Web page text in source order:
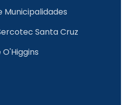
Municipalidades
Santa Cruz